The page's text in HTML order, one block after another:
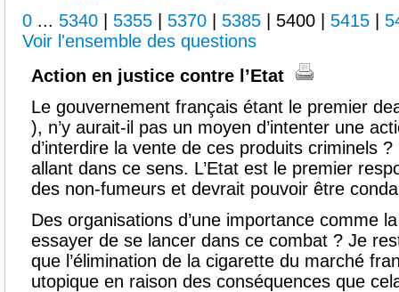
0 ... 5340 5355 5370 5385 5400 5415
Voir l'ensemble des questions
Action en justice contre l’Etat
Le gouvernement français étant le premier
), n’y aurait-il pas un moyen d’intenter une
d’interdire la vente de ces produits criminels
allant dans ce sens. L’Etat est le premier
des non-fumeurs et devrait pouvoir être
Des organisations d’une importance comme
essayer de se lancer dans ce combat ? Je
que l’élimination de la cigarette du marché
utopique en raison des conséquences que